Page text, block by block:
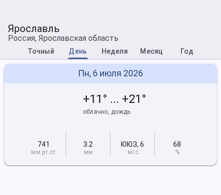
Ярославль
Россия, Ярославская область
Точный День Неделя Месяц Год
Пн, 6 июля 2026
+11° ... +21°
облачно, дождь
741
мм рт.ст.
3.2
мм
ЮЮЗ,6
м/с
68
%